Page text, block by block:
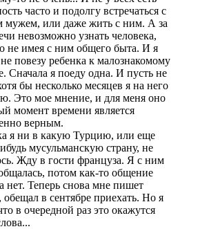
часто и подолгу встречаться с
мужем, или даже жить с ним. А за
невозможно узнать человека,
не имея с ним общего быта. И я
повезу ребенка к малознакомому
Сначала я поеду одна. И пусть не
бы несколько месяцев я на него
Это мое мнение, и для меня оно
момент времени является
верным.
я ни в какую Турцию, или еще
мусульманскую страну, не
Жду в гости француза. Я с ним
потом как-то общение
нет. Теперь снова мне пишет
обещал в сентябре приехать. Но я
в очередной раз это окажутся